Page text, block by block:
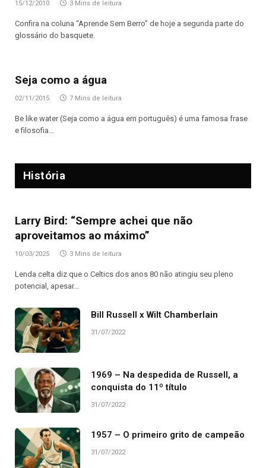
15/12/2010 3 Mins de leitura
Confira na coluna “Aprende Sem Berro” de hoje a segunda parte do
glossário do basquete.
Seja como a água
02/11/2015 7 Mins de leitura
Be like water (Seja como a água em português) é uma famosa frase
e filosofia…
História
Larry Bird: “Sempre achei que não
aproveitamos ao máximo”
10/03/2025 3 Mins de leitura
Lenda celta diz que o Celtics dos anos 80 não atingiu seu pleno
potencial, apesar…
Bill Russell x Wilt Chamberlain
31/07/2022
1969 – Na despedida de Russell, a
conquista do 11º título
31/07/2022
1957 – O primeiro grito de campeão
31/07/2022